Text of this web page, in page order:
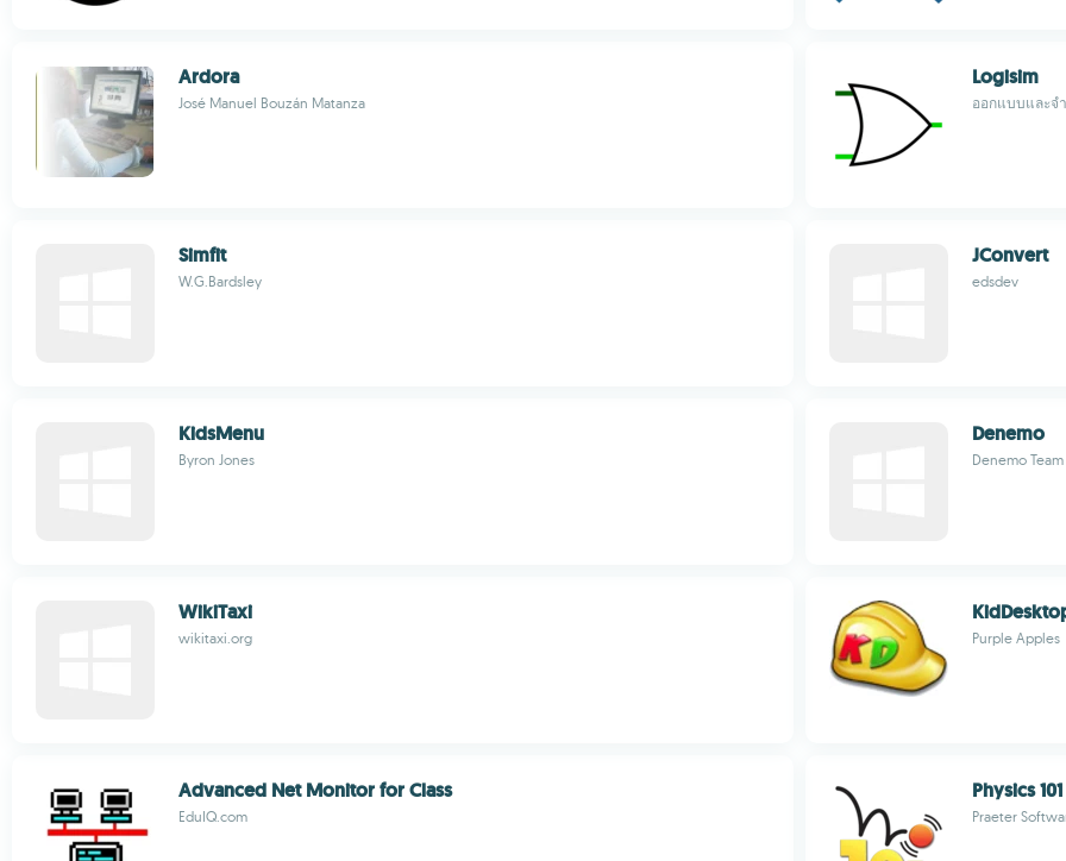
Ardora
José Manuel Bouzán Matanza
Logisim
ออกแบบและจ
Simfit
W.G.Bardsley
JConvert
edsdev
KidsMenu
Byron Jones
Denemo
Denemo Team
WikiTaxi
wikitaxi.org Purple Apples
Advanced Net Monitor for Class
EduIQ.com
Physics 101
Praeter